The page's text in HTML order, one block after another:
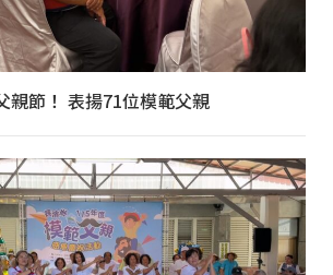
親節！ 表揚71位模範父親